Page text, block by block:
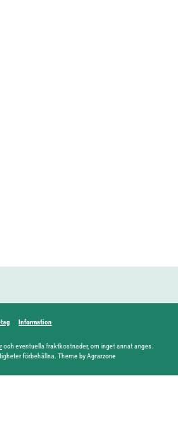
Information
och eventuella fraktkostnader, om inget annat anges.
förbehållna. Theme by Agrarzone